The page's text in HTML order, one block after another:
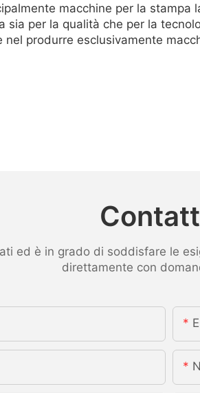
macchine per la
sia per la qualità che per la
produrre esclusivamente
ed è in grado di soddisfare le
direttamente con